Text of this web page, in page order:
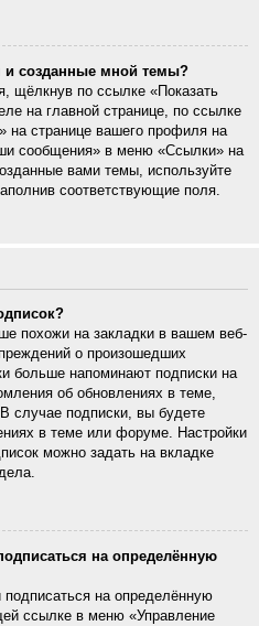
и созданные мной темы?
щёлкнув по ссылке «Показать
на главной странице, по ссылке
на странице вашего профиля на
сообщения» в меню «Ссылки» на
вами темы, используйте
соответствующие поля.
похожи на закладки в вашем веб-
о произошедших
больше напоминают подписки на
об обновлениях в теме,
случае подписки, вы будете
в теме или форуме. Настройки
можно задать на вкладке
на определённую
на определённую
ссылке в меню «Управление